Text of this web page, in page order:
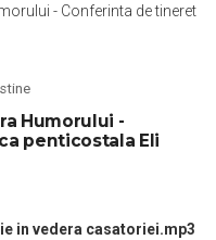
Humorului -
penticostala Eli
in vedera casatoriei.mp3